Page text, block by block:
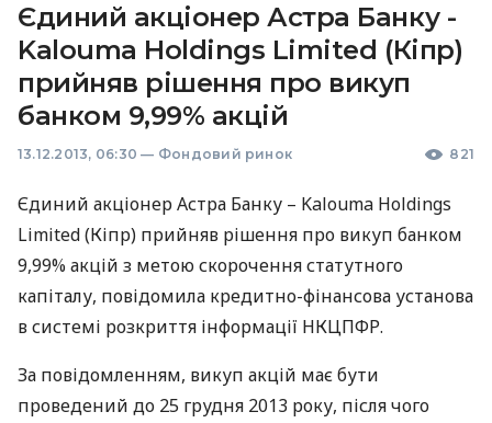
Єдиний акціонер Астра Банку -
Kalouma Holdings Limited (Кіпр)
прийняв рішення про викуп
банком 9,99% акцій
13.12.2013, 06:30 — Фондовий ринок 821
Єдиний акціонер Астра Банку – Kalouma Holdings
Limited (Кіпр) прийняв рішення про викуп банком
9,99% акцій з метою скорочення статутного
капіталу, повідомила кредитно-фінансова установа
в системі розкриття інформації НКЦПФР.
За повідомленням, викуп акцій має бути
проведений до 25 грудня 2013 року, після чого